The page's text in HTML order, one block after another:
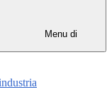
Menu di